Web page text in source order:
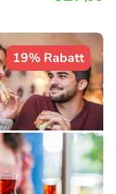
19% Rabatt